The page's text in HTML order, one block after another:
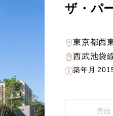
ザ・パ
東京都西
西武池袋
築年月
売出